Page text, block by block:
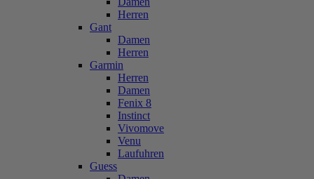
Herren
Gant
Damen
Herren
Garmin
Herren
Damen
Fenix 8
Instinct
Vivomove
Venu
Laufuhren
Guess